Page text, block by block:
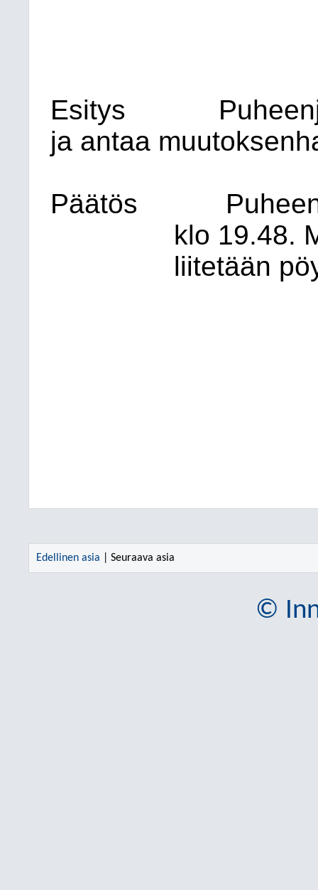
Esitys
ja antaa
Päätös
klo 19.48.
liitetään
Edellinen asia | Seuraava asia
©